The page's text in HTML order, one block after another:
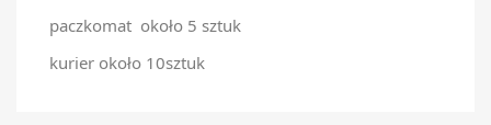
paczkomat około 5 sztuk
kurier około 10sztuk